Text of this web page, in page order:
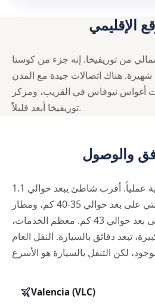
الإقليمي
من توريفيخا. إنه جزء من كوستا
شهيرة. هناك اتصالات جيدة مع المدن
أغواس نيوفاس في القريب، ومركز
توريفيخا أبعد قليلاً.
والوصول
السيارة الخاصة ضرورية عملياً. أقرب شاطئ يبعد حوالي 1.1
كم. يقع مطار أليكانتي على بعد حوالي 35-40 كم، ومطار
منطقة مورشا الدولي على بعد حوالي 43 كم. معظم الخدمات،
تبعد دقائق بالسيارة. النقل العام
Valencia (VLC)